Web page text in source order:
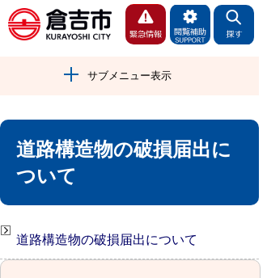
サブメニュー表示
道路構造物の破損届出に
ついて
道路構造物の破損届出について